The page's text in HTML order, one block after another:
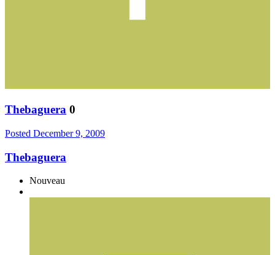
Thebaguera 0
Posted December 9, 2009
Thebaguera
Nouveau